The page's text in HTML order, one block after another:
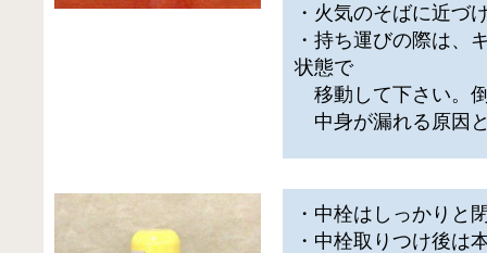
・火気のそばに近づ
・持ち運びの際は、
状態で
移動して下さい。
中身が漏れる原因
・中栓はしっかりと
・中栓取りつけ後は